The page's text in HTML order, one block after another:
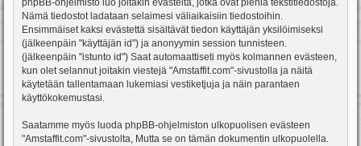
phpBB-ohjelmisto luo joitakin evästeitä, jotka ovat pieniä tekstitiedostoja.
Nämä tiedostot ladataan selaimesi väliaikaisiin tiedostoihin.
Ensimmäiset kaksi evästettä sisältävät tiedon käyttäjän yksilöimiseksi
(jälkeenpäin "käyttäjän id") ja anonyymin session tunnisteen.
(jälkeenpäin "istunto id") Saat automaattiseti myös kolmannen evästeen,
kun olet selannut joitakin viestejä "Amstaffit.com"-sivustolla ja näitä
käytetään tallentamaan lukemiasi vestiketjuja ja näin parantaen
käyttökokemustasi.
Saatamme myös luoda phpBB-ohjelmiston ulkopuolisen evästeen
"Amstaffit.com"-sivustolta, Mutta se on tämän dokumentin ulkopuolella.